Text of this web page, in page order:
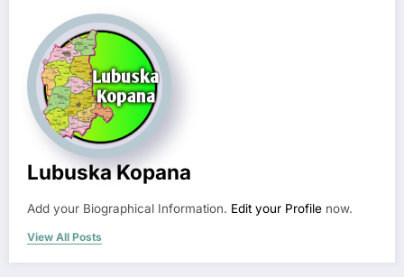
Lubuska Kopana
Add your Biographical Information. Edit your Profile now.
View All Posts